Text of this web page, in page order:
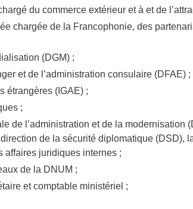
du commerce extérieur et à et de
chargée de la Francophonie, des
(DGM) ;
et de l’administration consulaire (DFAE) ;
étrangères (IGAE) ;
;
de l’administration et de la modernisation
de la sécurité diplomatique (DSD),
affaires juridiques internes ;
de la DNUM ;
et comptable ministériel ;